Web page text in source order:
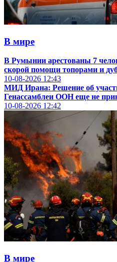
В мире
В Румынии арестованы 7
скорой помощи топорами и
10-08-2026 12:43
МИД Ирана: Решение об
Генассамблеи ООН еще не
10-08-2026 12:42
В мире